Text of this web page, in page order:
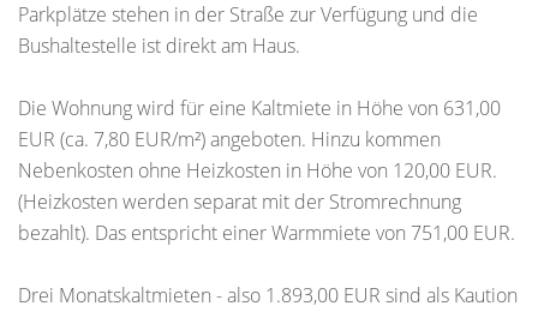
Parkplätze stehen in der Straße zur Verfügung und die
Bushaltestelle ist direkt am Haus.
Die Wohnung wird für eine Kaltmiete in Höhe von 631,00
EUR (ca. 7,80 EUR/m²) angeboten. Hinzu kommen
Nebenkosten ohne Heizkosten in Höhe von 120,00 EUR.
(Heizkosten werden separat mit der Stromrechnung
bezahlt). Das entspricht einer Warmmiete von 751,00 EUR.
Drei Monatskaltmieten - also 1.893,00 EUR sind als Kaution